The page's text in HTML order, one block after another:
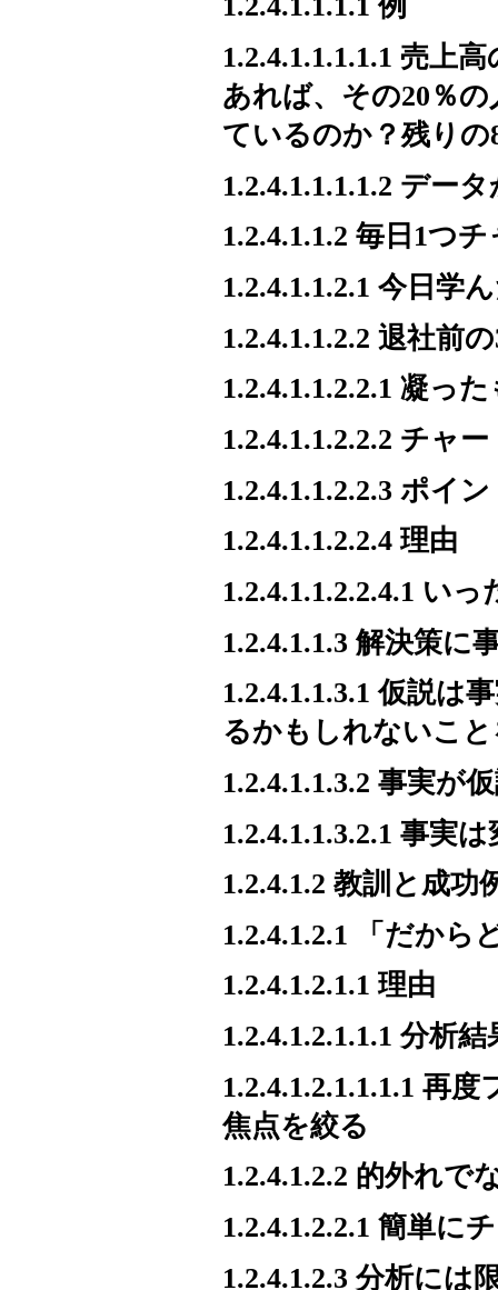
1.2.4.1.1.1.1 例
1.2.4.1.1.1.1.1 売上
あれば、その20％
ているのか？残り
1.2.4.1.1.1.1.2 デー
1.2.4.1.1.2 毎日1つ
1.2.4.1.1.2.1 今日学
1.2.4.1.1.2.2 退社前
1.2.4.1.1.2.2.1 凝っ
1.2.4.1.1.2.2.2 チャ
1.2.4.1.1.2.2.3 ポイ
1.2.4.1.1.2.2.4 理由
1.2.4.1.1.2.2.4.1 い
1.2.4.1.1.3 解決策に
1.2.4.1.1.3.1 仮説は
るかもしれないこ
1.2.4.1.1.3.2 事実が
1.2.4.1.1.3.2.1 事実
1.2.4.1.2 教訓と成功
1.2.4.1.2.1 「だから
1.2.4.1.2.1.1 理由
1.2.4.1.2.1.1.1 分析
1.2.4.1.2.1.1.1.1 再
焦点を絞る
1.2.4.1.2.2 的外れで
1.2.4.1.2.2.1 簡単に
1.2.4.1.2.3 分析には